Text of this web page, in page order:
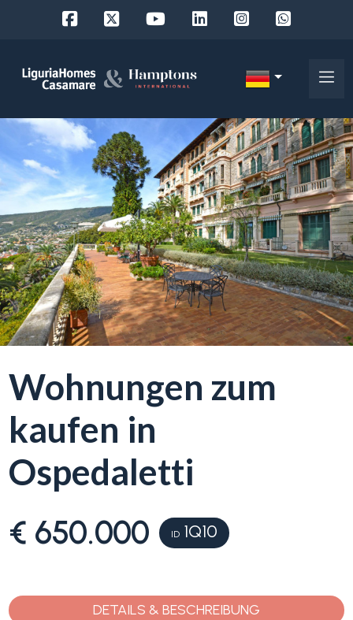
Wohnungen zum
kaufen in
Ospedaletti
€ 650.000 ID 1Q10
DETAILS & BESCHREIBUNG
FR
DE
Über
uns
Unsere
Dienstleistungen
Blumenriviera
Objektsuche
Blog
Kontakt
Wo
suchen
Sie?
Provinz
Ort
Immobilientyp
-
Mehrfachauswahl
Alle